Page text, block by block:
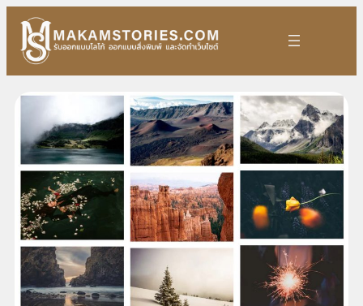
content